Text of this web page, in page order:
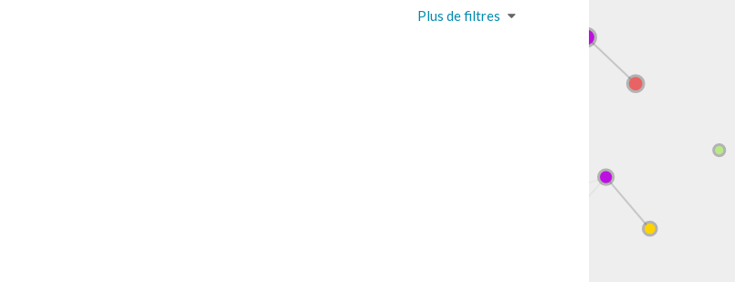
Plus de filtres